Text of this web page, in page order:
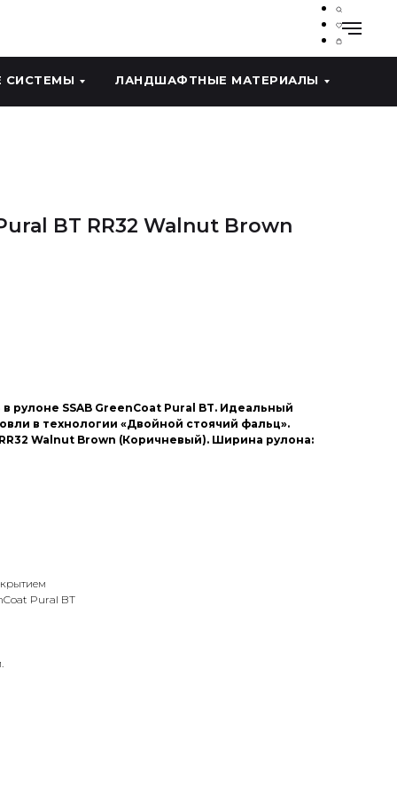
СИСТЕМЫ ЛАНДШАФТНЫЕ МАТЕРИАЛЫ
BT RR32 Walnut Brown
рулоне SSAB GreenCoat Pural BT. Идеальный
в технологии «Двойной стоячий фальц».
Walnut Brown (Коричневый). Ширина рулона:
Pural BT